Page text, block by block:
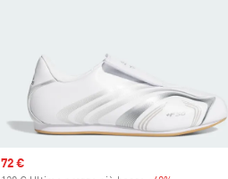
Sale price
72 €